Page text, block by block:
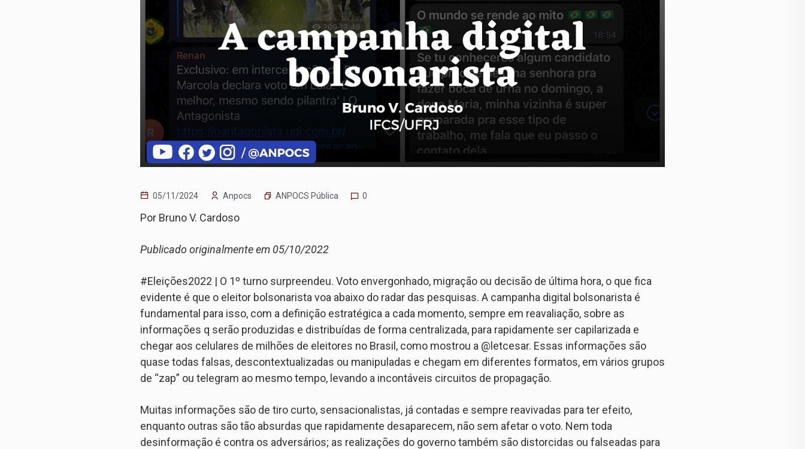
05/11/2024 Anpocs ANPOCS Pública 0
Por Bruno V. Cardoso
Publicado originalmente em 05/10/2022
#Eleições2022 | O 1º turno surpreendeu. Voto envergonhado, migração ou decisão de última hora, o que fica
evidente é que o eleitor bolsonarista voa abaixo do radar das pesquisas. A campanha digital bolsonarista é
fundamental para isso, com a definição estratégica a cada momento, sempre em reavaliação, sobre as
informações q serão produzidas e distribuídas de forma centralizada, para rapidamente ser capilarizada e
chegar aos celulares de milhões de eleitores no Brasil, como mostrou a @letcesar. Essas informações são
quase todas falsas, descontextualizadas ou manipuladas e chegam em diferentes formatos, em vários grupos
de “zap” ou telegram ao mesmo tempo, levando a incontáveis circuitos de propagação.
Muitas informações são de tiro curto, sensacionalistas, já contadas e sempre reavivadas para ter efeito,
enquanto outras são tão absurdas que rapidamente desaparecem, não sem afetar o voto. Nem toda
desinformação é contra os adversários; as realizações do governo também são distorcidas ou falseadas para